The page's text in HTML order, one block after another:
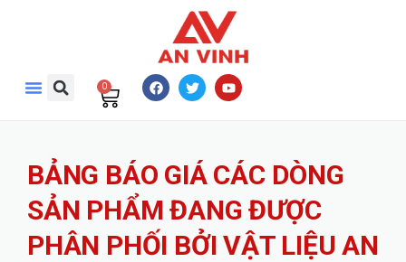
0
BẢNG BÁO GIÁ CÁC DÒNG
SẢN PHẨM ĐANG ĐƯỢC
PHÂN PHỐI BỞI VẬT LIỆU AN